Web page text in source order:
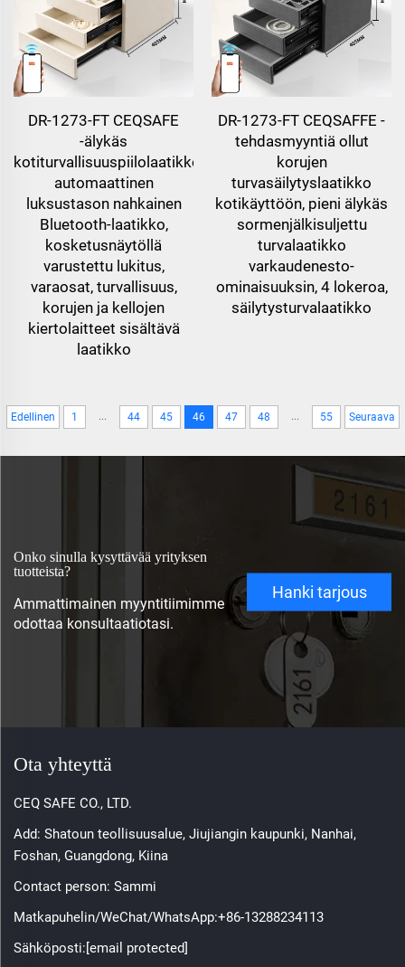
DR-1273-FT CEQSAFE
-älykäs
kotiturvallisuuspiilolaatikko,
automaattinen
luksustason nahkainen
Bluetooth-laatikko,
kosketusnäytöllä
varustettu lukitus,
varaosat, turvallisuus,
korujen ja kellojen
kiertolaitteet sisältävä
laatikko
DR-1273-FT CEQSAFFE -
tehdasmyyntiä ollut
korujen
turvasäilytyslaatikko
kotikäyttöön, pieni älykäs
sormenjälkisuljettu
turvalaatikko
varkaudenesto-
ominaisuuksin, 4 lokeroa,
säilytysturvalaatikko
Edellinen 1 ... 44 45 46 47 48 ... 55 Seuraava
Onko sinulla kysyttävää yrityksen
tuotteista?
Ammattimainen myyntitiimimme
odottaa konsultaatiotasi.
Hanki tarjous
Ota yhteyttä
CEQ SAFE CO., LTD.
Add: Shatoun teollisuusalue, Jiujiangin kaupunki, Nanhai,
Foshan, Guangdong, Kiina
Contact person: Sammi
Matkapuhelin/WeChat/WhatsApp:+86-13288234113
Sähköposti: [email protected]